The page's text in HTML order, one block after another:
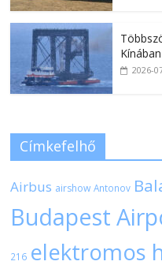
2026-
Címkefelhő
Airbus airshow Antonov
Budapest
216 elektromos